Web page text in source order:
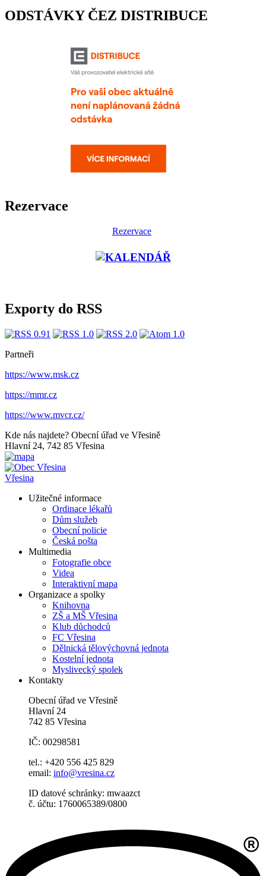
ODSTÁVKY ČEZ DISTRIBUCE
Rezervace
Rezervace
Exporty do RSS
Partneři
https://www.msk.cz
https://mmr.cz
https://www.mvcr.cz/
Kde nás najdete? Obecní úřad ve Vřesině
Hlavní 24, 742 85 Vřesina
Vřesina
Užitečné informace
Ordinace lékařů
Dům služeb
Obecní policie
Česká pošta
Multimedia
Fotografie obce
Videa
Interaktivní mapa
Organizace a spolky
Knihovna
ZŠ a MŠ Vřesina
Klub důchodců
FC Vřesina
Dělnická tělovýchovná jednota
Kostelní jednota
Myslivecký spolek
Kontakty
Obecní úřad ve Vřesině
Hlavní 24
742 85 Vřesina
IČ: 00298581
tel.: +420 556 425 829
email: info@vresina.cz
ID datové schránky: mwaazct
č. účtu: 1760065389/0800